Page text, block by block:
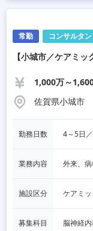
常勤 コンサルタ
【小城市／ケアミ
1,000万～
佐賀県小城市
勤務日数 4～5日
業務内容 外来、
施設区分 ケアミ
募集科目